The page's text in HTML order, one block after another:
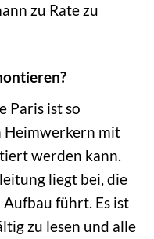
zu Rate zu
Paris ist so
Heimwerkern mit
werden kann.
liegt bei, die
führt. Es ist
zu lesen und alle